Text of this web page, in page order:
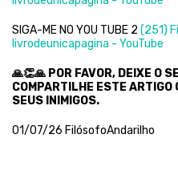
SIGA-ME NO YOU TUBE 2 (251)
livrodeunicapagina - YouTube
🙏👏🙏 POR FAVOR, DEIXE O
COMPARTILHE ESTE ARTIGO
SEUS INIMIGOS.
01/07/26 FilósofoAndarilho